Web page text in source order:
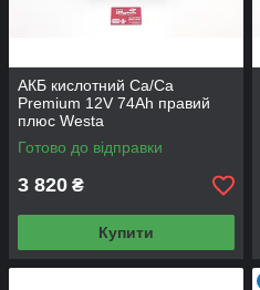
АКБ кислотний Сa/Ca
Premium 12V 74Аh правий
плюс Westa
Готово до відправки
3 820 ₴
Купити